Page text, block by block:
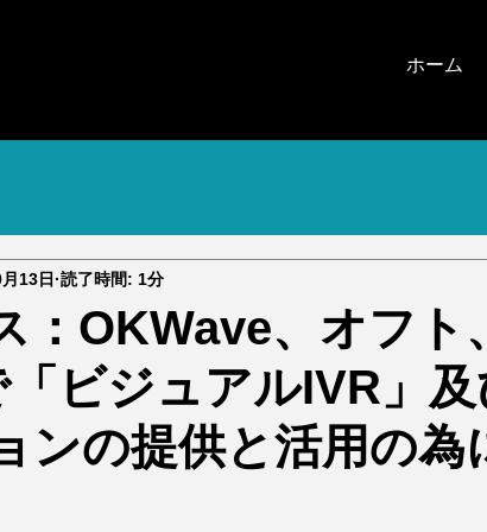
ホーム
：OKWave、オフト
ビジュアルIVR」及
ンの提供と活用の為
13日 読了時間: 1分